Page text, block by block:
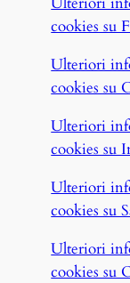
cookies su
Ulteriori
cookies su
Ulteriori
cookies su
Ulteriori
cookies su
Ulteriori
cookies su